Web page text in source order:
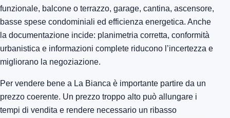
funzionale, balcone o terrazzo, garage, cantina, ascensore,
basse spese condominiali ed efficienza energetica. Anche
la documentazione incide: planimetria corretta, conformità
urbanistica e informazioni complete riducono l’incertezza e
migliorano la negoziazione.
Per vendere bene a La Bianca è importante partire da un
prezzo coerente. Un prezzo troppo alto può allungare i
tempi di vendita e rendere necessario un ribasso